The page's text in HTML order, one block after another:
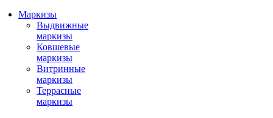
Маркизы
Выдвижные
маркизы
Ковшевые
маркизы
Витринные
маркизы
Террасные
маркизы